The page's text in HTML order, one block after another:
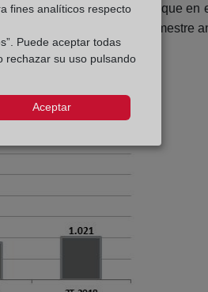
un 0,8% menos que en
repuntan en el último trimestre
fines analíticos respecto
Puede aceptar todas
rechazar su uso pulsando
Aceptar